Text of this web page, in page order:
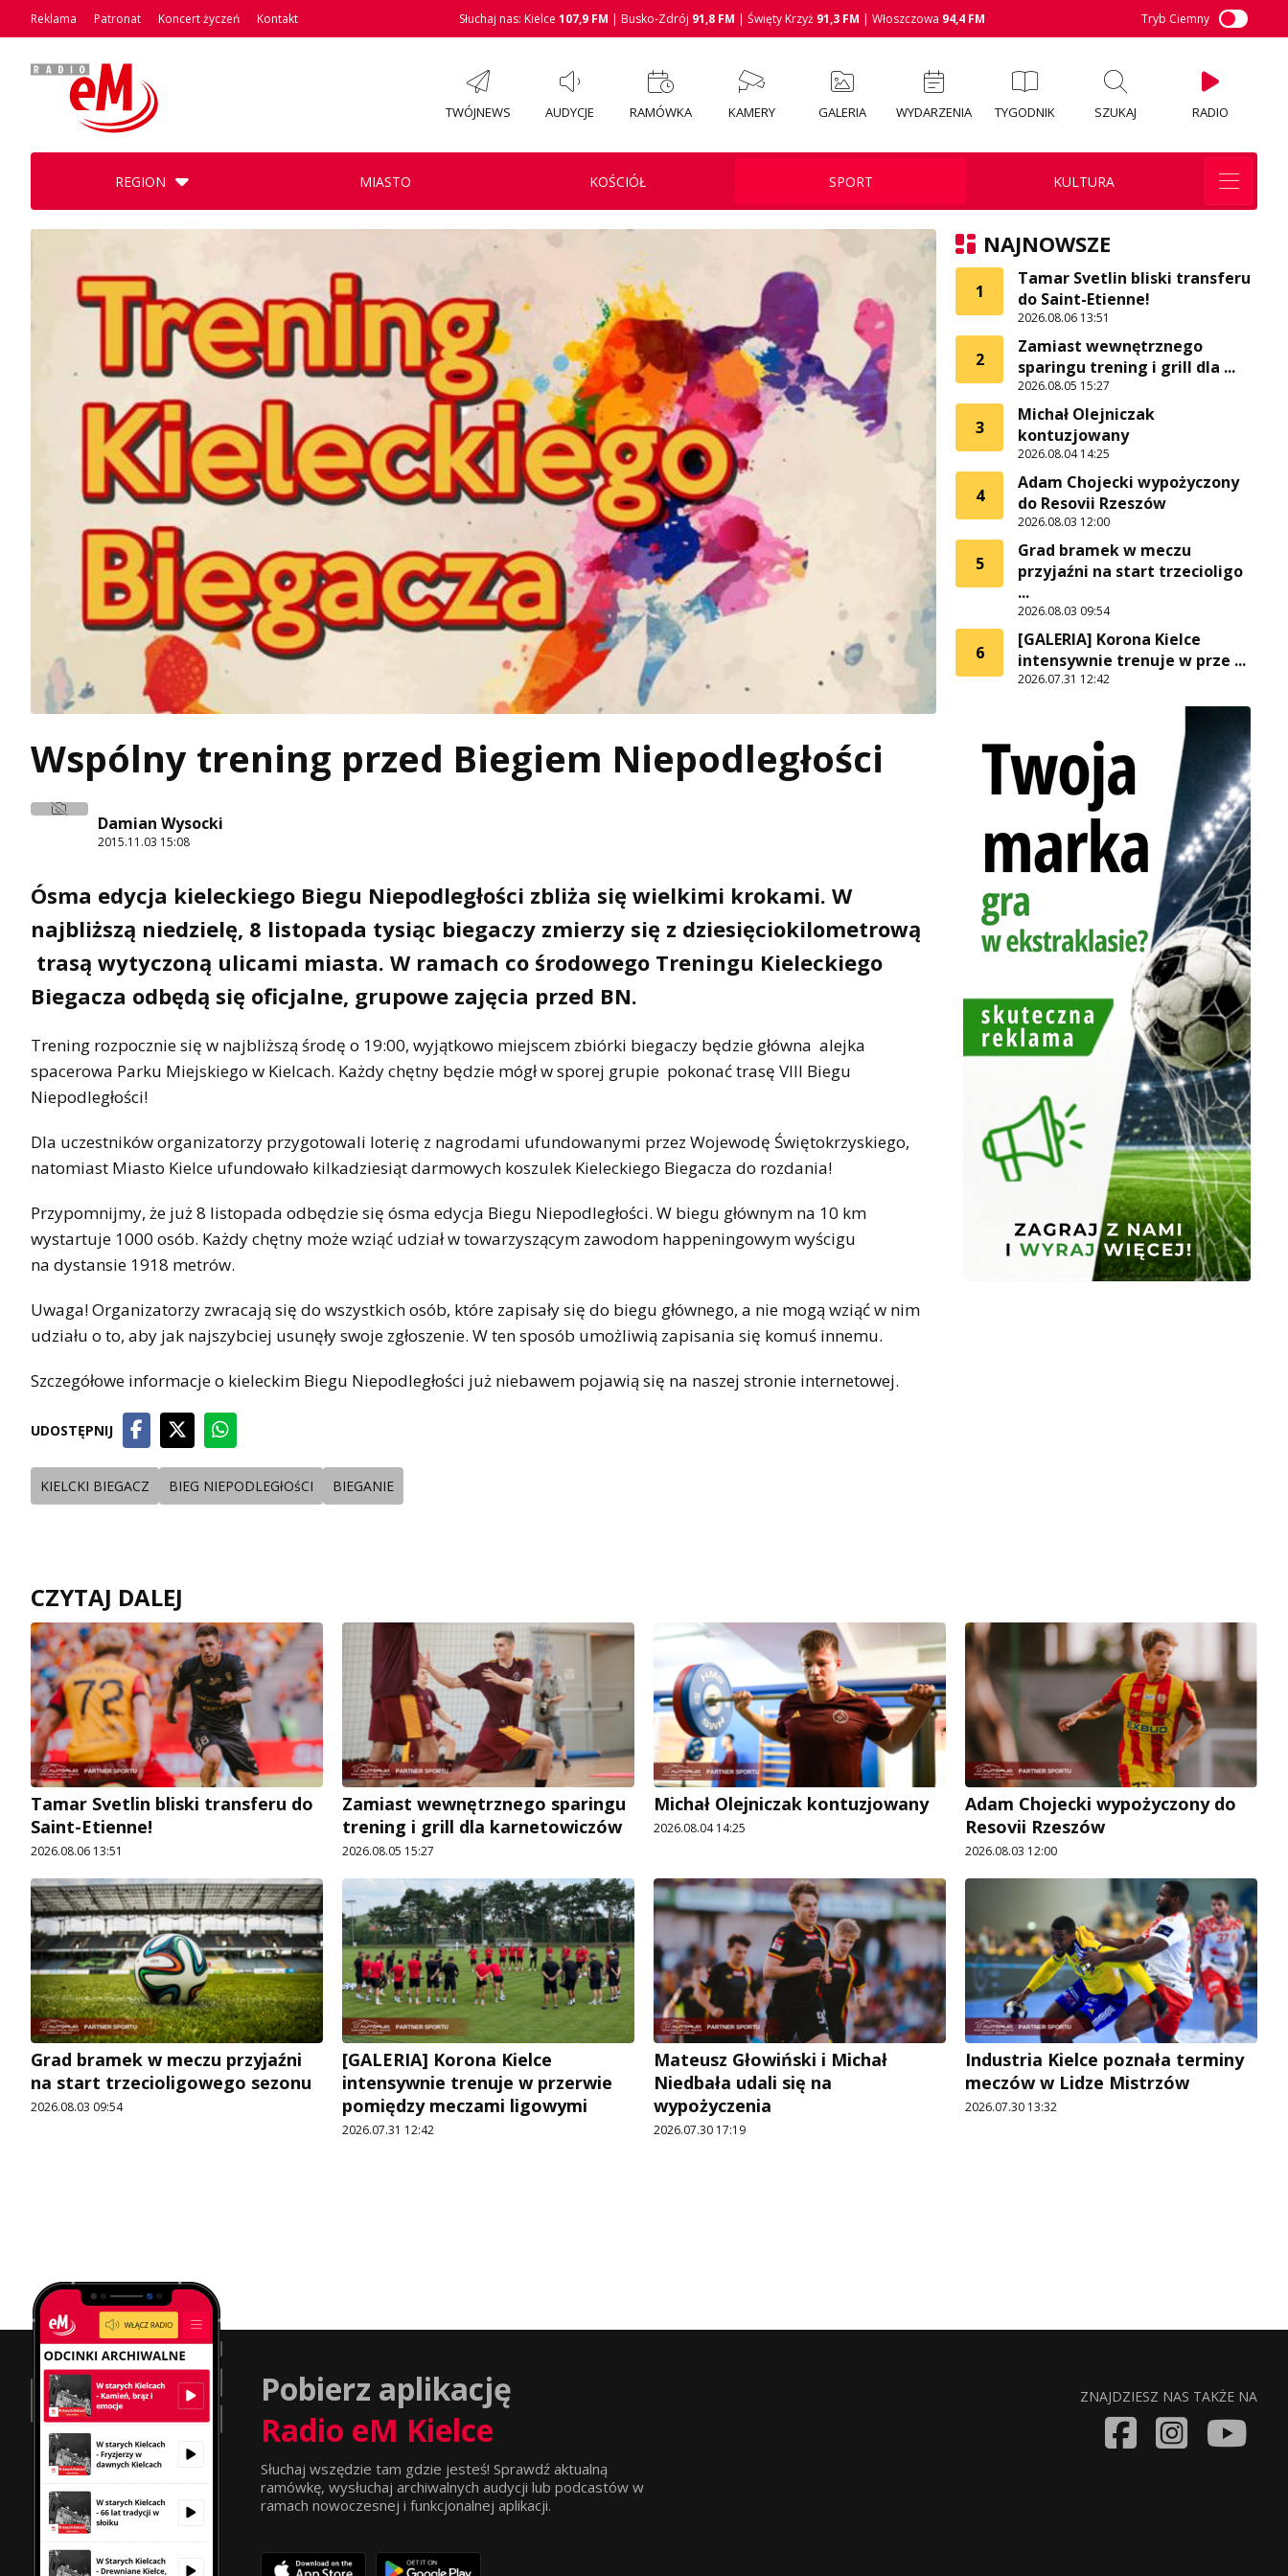
Reklama Patronat Koncert życzeń Kontakt Słuchaj nas: Kielce 107,9 FM | Busko-Zdrój 91,8 FM | Święty Krzyż 91,3 FM | Włoszczowa 94,4 FM Tryb Ciemny
TWÓJNEWS AUDYCJE RAMÓWKA KAMERY GALERIA WYDARZENIA TYGODNIK SZUKAJ RADIO
REGION MIASTO KOŚCIÓŁ SPORT KULTURA
Wspólny trening przed Biegiem Niepodległości
Damian Wysocki
2015.11.03 15:08
Ósma edycja kieleckiego Biegu Niepodległości zbliża się wielkimi krokami. W
najbliższą niedzielę, 8 listopada tysiąc biegaczy zmierzy się z dziesięciokilometrową
trasą wytyczoną ulicami miasta. W ramach co środowego Treningu Kieleckiego
Biegacza odbędą się oficjalne, grupowe zajęcia przed BN.
Trening rozpocznie się w najbliższą środę o 19:00, wyjątkowo miejscem zbiórki biegaczy będzie główna alejka
spacerowa Parku Miejskiego w Kielcach. Każdy chętny będzie mógł w sporej grupie pokonać trasę VIII Biegu
Niepodległości!
Dla uczestników organizatorzy przygotowali loterię z nagrodami ufundowanymi przez Wojewodę Świętokrzyskiego,
natomiast Miasto Kielce ufundowało kilkadziesiąt darmowych koszulek Kieleckiego Biegacza do rozdania!
Przypomnijmy, że już 8 listopada odbędzie się ósma edycja Biegu Niepodległości. W biegu głównym na 10 km
wystartuje 1000 osób. Każdy chętny może wziąć udział w towarzyszącym zawodom happeningowym wyścigu
na dystansie 1918 metrów.
Uwaga! Organizatorzy zwracają się do wszystkich osób, które zapisały się do biegu głównego, a nie mogą wziąć w nim
udziału o to, aby jak najszybciej usunęły swoje zgłoszenie. W ten sposób umożliwią zapisania się komuś innemu.
Szczegółowe informacje o kieleckim Biegu Niepodległości już niebawem pojawią się na naszej stronie internetowej.
UDOSTĘPNIJ
KIELCKI BIEGACZ BIEG NIEPODLEGłOśCI BIEGANIE
NAJNOWSZE
1
Tamar Svetlin bliski transferu
do Saint-Etienne!
2026.08.06 13:51
2
Zamiast wewnętrznego
sparingu trening i grill dla ...
2026.08.05 15:27
3
Michał Olejniczak
kontuzjowany
2026.08.04 14:25
4
Adam Chojecki wypożyczony
do Resovii Rzeszów
2026.08.03 12:00
5
Grad bramek w meczu
przyjaźni na start trzecioligo
...
2026.08.03 09:54
6
[GALERIA] Korona Kielce
intensywnie trenuje w prze ...
2026.07.31 12:42
CZYTAJ DALEJ
Tamar Svetlin bliski transferu do
Saint-Etienne!
2026.08.06 13:51
Zamiast wewnętrznego sparingu
trening i grill dla karnetowiczów
2026.08.05 15:27
Michał Olejniczak kontuzjowany
2026.08.04 14:25
Adam Chojecki wypożyczony do
Resovii Rzeszów
2026.08.03 12:00
Grad bramek w meczu przyjaźni
na start trzecioligowego sezonu
2026.08.03 09:54
[GALERIA] Korona Kielce
intensywnie trenuje w przerwie
pomiędzy meczami ligowymi
2026.07.31 12:42
Mateusz Głowiński i Michał
Niedbała udali się na
wypożyczenia
2026.07.30 17:19
Industria Kielce poznała terminy
meczów w Lidze Mistrzów
2026.07.30 13:32
Pobierz aplikację
Radio eM Kielce
Słuchaj wszędzie tam gdzie jesteś! Sprawdź aktualną
ramówkę, wysłuchaj archiwalnych audycji lub podcastów w
ramach nowoczesnej i funkcjonalnej aplikacji.
ZNAJDZIESZ NAS TAKŻE NA